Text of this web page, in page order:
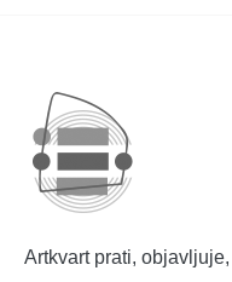
Artkvart prati,